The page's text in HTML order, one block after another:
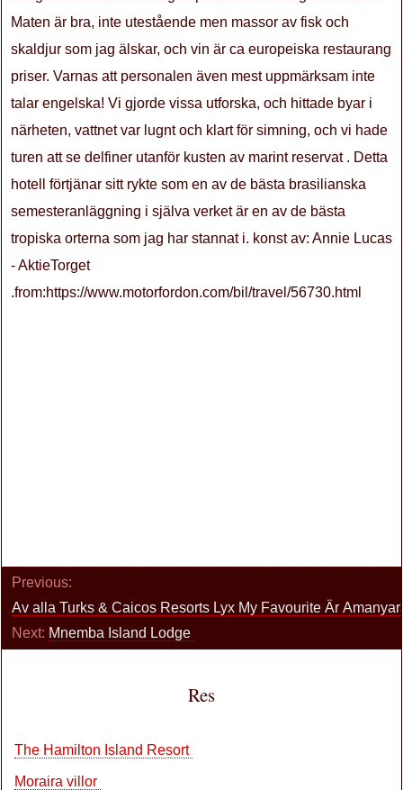
Maten är bra, inte utestående men massor av fisk och
skaldjur som jag älskar, och vin är ca europeiska restaurang
priser. Varnas att personalen även mest uppmärksam inte
talar engelska! Vi gjorde vissa utforska, och hittade byar i
närheten, vattnet var lugnt och klart för simning, och vi hade
turen att se delfiner utanför kusten av marint reservat . Detta
hotell förtjänar sitt rykte som en av de bästa brasilianska
semesteranläggning i själva verket är en av de bästa
tropiska orterna som jag har stannat i. konst av: Annie Lucas
- AktieTorget
.from:https://www.motorfordon.com/bil/travel/56730.html
Previous:
Av alla Turks & Caicos Resorts Lyx My Favourite Är
Next: Mnemba Island Lodge
Res
The Hamilton Island Resort
Moraira villor